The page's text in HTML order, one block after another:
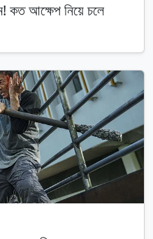
কত আক্ষেপ নিয়ে চলে